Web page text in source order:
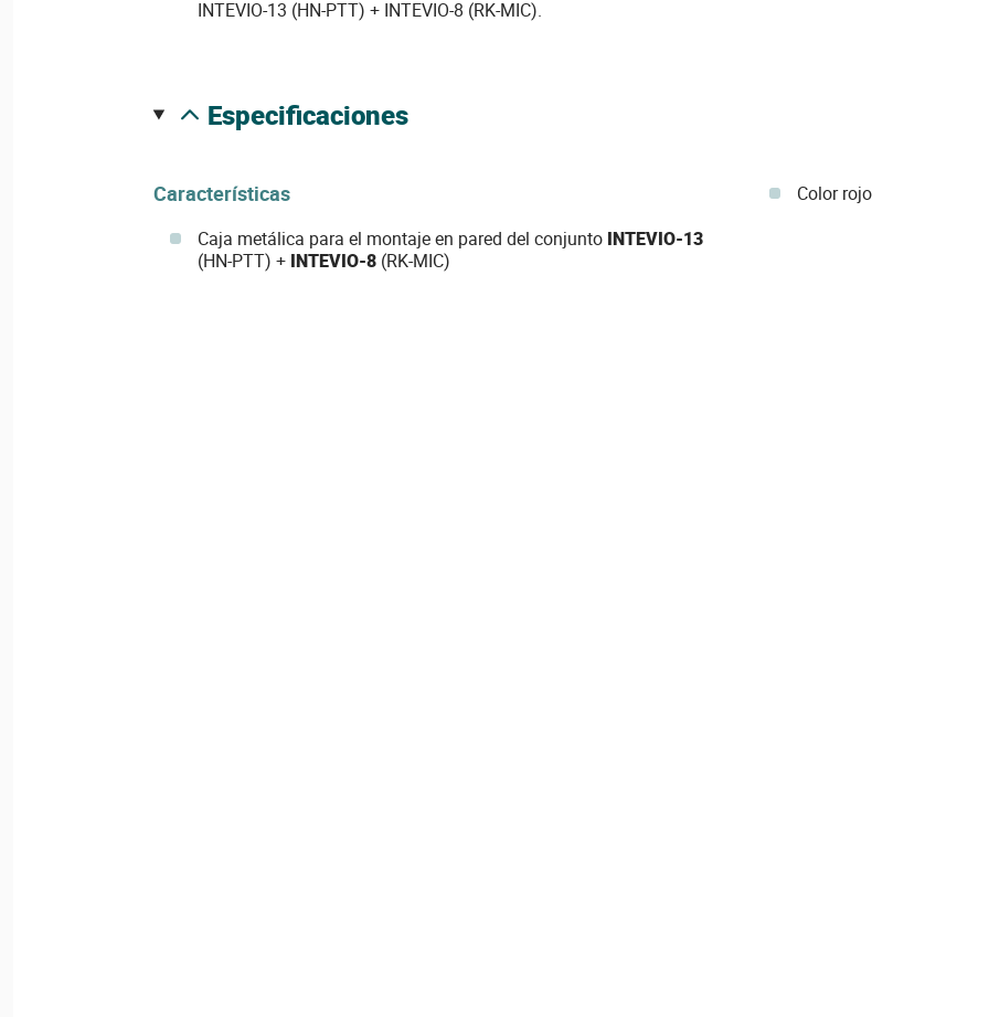
INTEVIO-13 (HN-PTT) + INTEVIO-8 (RK-MIC).
especificaciones
Características
Caja metálica para el montaje en pared del conjunto INTEVIO-13
(HN-PTT) + INTEVIO-8(RK-MIC)
Color rojo